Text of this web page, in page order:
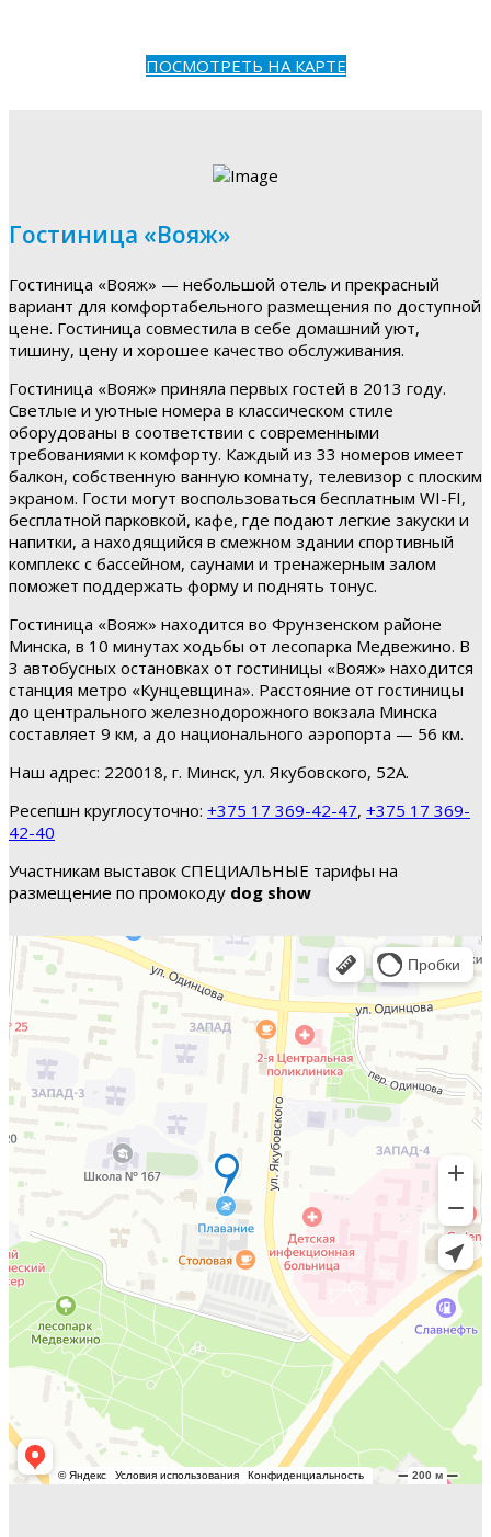
ПОСМОТРЕТЬ НА КАРТЕ
Гостиница «Вояж»
Гостиница «Вояж» — небольшой отель и прекрасный
вариант для комфортабельного размещения по доступной
цене. Гостиница совместила в себе домашний уют,
тишину, цену и хорошее качество обслуживания.
Гостиница «Вояж» приняла первых гостей в 2013 году.
Светлые и уютные номера в классическом стиле
оборудованы в соответствии с современными
требованиями к комфорту. Каждый из 33 номеров имеет
балкон, собственную ванную комнату, телевизор с плоским
экраном. Гости могут воспользоваться бесплатным WI-FI,
бесплатной парковкой, кафе, где подают легкие закуски и
напитки, а находящийся в смежном здании спортивный
комплекс с бассейном, саунами и тренажерным залом
поможет поддержать форму и поднять тонус.
Гостиница «Вояж» находится во Фрунзенском районе
Минска, в 10 минутах ходьбы от лесопарка Медвежино. В
3 автобусных остановках от гостиницы «Вояж» находится
станция метро «Кунцевщина». Расстояние от гостиницы
до центрального железнодорожного вокзала Минска
составляет 9 км, а до национального аэропорта — 56 км.
Наш адрес: 220018, г. Минск, ул. Якубовского, 52А.
Ресепшн круглосуточно: +375 17 369-42-47, +375 17 369-
42-40
Участникам выставок СПЕЦИАЛЬНЫЕ тарифы на
размещение по промокоду dog show